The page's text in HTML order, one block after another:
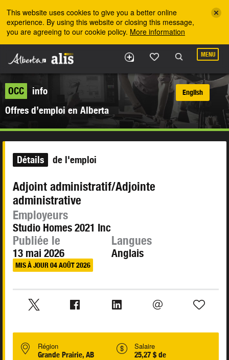
This website uses cookies to give you a better online
experience. By using this website or closing this message,
you are agreeing to our cookie policy. More information
MENU
OCC
info
Offres d’emploi en Alberta
English
Détails de l'emploi
Adjoint administratif/Adjointe
administrative
Employeurs
Studio Homes 2021 Inc
Publiée le
13 mai 2026
MIS À JOUR 04 AOÛT 2026
Langues
Anglais
Région
Grande Prairie, AB
Salaire
25,27 $ de